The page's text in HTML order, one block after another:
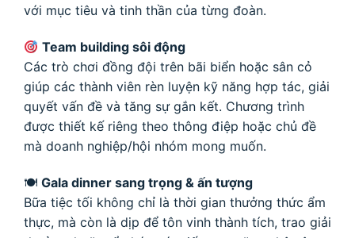
với mục tiêu và tinh thần của từng đoàn.
Team building sôi động
Các trò chơi đồng đội trên bãi biển hoặc sân cỏ
giúp các thành viên rèn luyện kỹ năng hợp tác, giải
quyết vấn đề và tăng sự gắn kết. Chương trình
được thiết kế riêng theo thông điệp hoặc chủ đề
mà doanh nghiệp/hội nhóm mong muốn.
🍽 Gala dinner sang trọng & ấn tượng
Bữa tiệc tối không chỉ là thời gian thưởng thức ẩm
thực, mà còn là dịp để tôn vinh thành tích, trao giải